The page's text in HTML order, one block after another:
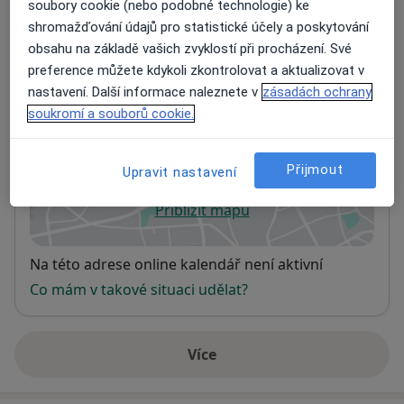
Adresy (2)
Adresa 1 Adresa 2
Plzeň318 00
Přiblížit mapuse otevře v nové záložce
Dostupnost
Na této adrese online kalendář není aktivní
Co mám v takové situaci udělat?
Víceo adrese
soubory cookie (nebo podobné technologie) ke
shromažďování údajů pro statistické účely a poskytování
obsahu na základě vašich zvyklostí při procházení. Své
preference můžete kdykoli zkontrolovat a aktualizovat v
nastavení. Další informace naleznete v zásadách ochrany
soukromí a souborů cookie.
Upravit nastavení Přijmout